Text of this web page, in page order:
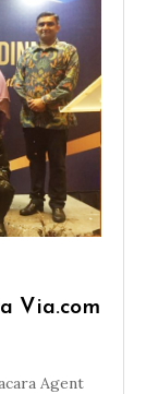
Via.com
Agent